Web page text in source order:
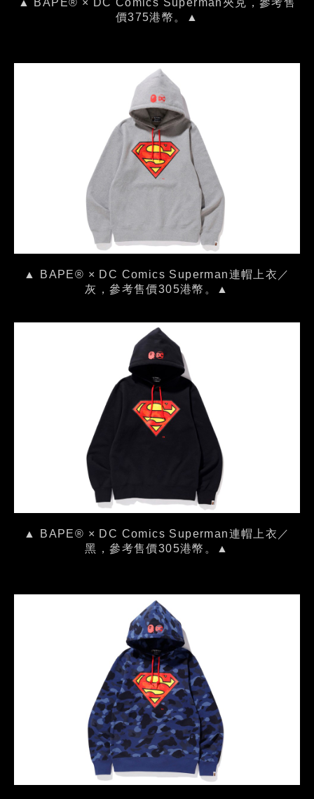
▲ BAPE® × DC Comics Superman夾克，參考售
價375港幣。▲
▲ BAPE® × DC Comics Superman連帽上衣／
灰，參考售價305港幣。▲
▲ BAPE® × DC Comics Superman連帽上衣／
黑，參考售價305港幣。▲